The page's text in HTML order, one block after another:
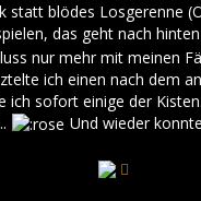
blödes Losgerenne
das geht nach
nur mehr mit meinen
ich einen nach dem
sofort einige der
Und wieder